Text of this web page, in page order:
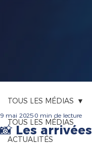
TOUS LES MÉDIAS
ACTUALITÉS
TOUS LES MÉDIAS
📸 Les arrivées
9 mai 2025 0 min de lecture